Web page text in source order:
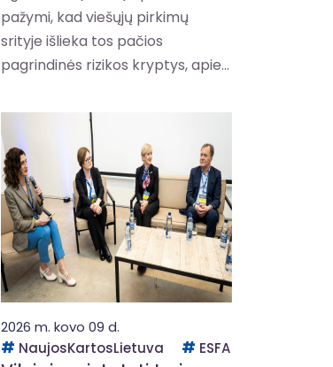
pažymi, kad viešųjų pirkimų
srityje išlieka tos pačios
pagrindinės rizikos kryptys, apie...
2026 m. kovo 09 d.
NaujosKartosLietuva
ESFA